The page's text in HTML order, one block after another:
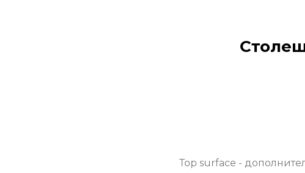
Тоp surface -